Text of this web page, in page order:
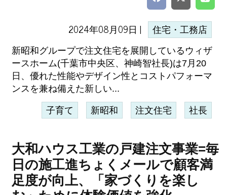
2024年08月09日 | 住宅・工務店
新昭和グループで注文住宅を展開しているウィザ
ースホーム(千葉市中央区、神崎智社長)は7月20
日、優れた性能やデザイン性とコストパフォーマ
ンスを兼ね備えた新しい...
子育て 新昭和 注文住宅 社長
大和ハウス工業の戸建注文事業=毎
日の施工進ちょくメールで顧客満
足度が向上、「家づくりを楽し